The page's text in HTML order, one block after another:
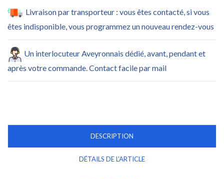
Livraison par transporteur : vous êtes contacté, si vous
êtes indisponible, vous programmez un nouveau rendez-vous
Un interlocuteur Aveyronnais dédié, avant, pendant et
après votre commande. Contact facile par mail
DESCRIPTION
DÉTAILS DE L'ARTICLE